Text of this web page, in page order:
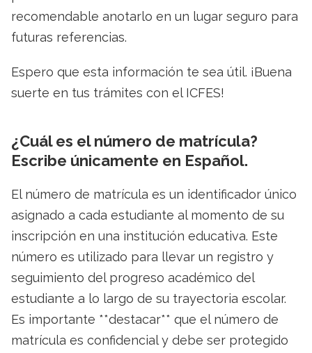
recomendable anotarlo en un lugar seguro para
futuras referencias.
Espero que esta información te sea útil. ¡Buena
suerte en tus trámites con el ICFES!
¿Cuál es el número de matrícula?
Escribe únicamente en Español.
El número de matrícula es un identificador único
asignado a cada estudiante al momento de su
inscripción en una institución educativa. Este
número es utilizado para llevar un registro y
seguimiento del progreso académico del
estudiante a lo largo de su trayectoria escolar.
Es importante **destacar** que el número de
matrícula es confidencial y debe ser protegido